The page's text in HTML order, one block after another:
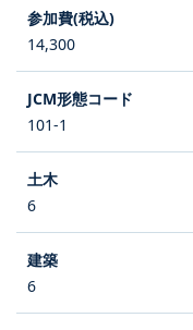
14,300
101-1
6
6